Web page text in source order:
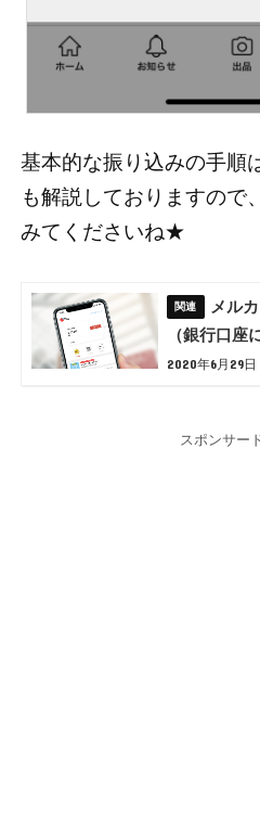
基本的な振り込みの手順
も解説しておりますので
みてくださいね★
メル
（銀行口座
2020年6月29日
スポンサー